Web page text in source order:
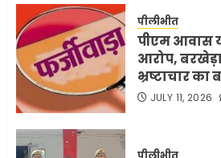
पीलीभीत
पीएम आवास
आरोप,
भ्रष्टाचार का
JULY 11, 2026